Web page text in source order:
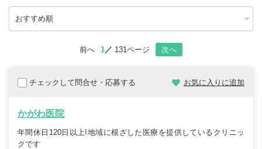
前へ 1 131ページ 次へ
チェックして問合せ・応募する お気に入りに追加
かがわ医院
年間休日120日以上!地域に根ざした医療を提供しているクリニッ
クです